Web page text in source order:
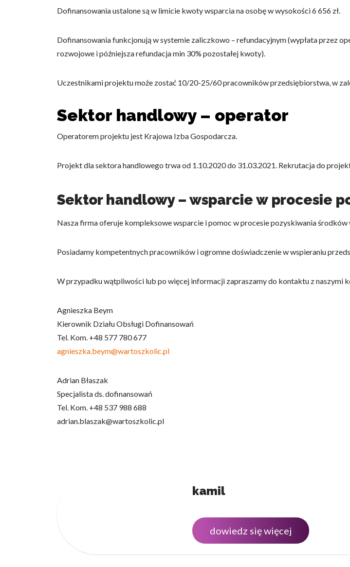
Dofinansowania ustalone są w limicie kwoty wsparcia na osobę w wysokości 6 656 zł.
Dofinansowania funkcjonują w systemie zaliczkowo – refundacyjnym (wypłata przez
rozwojowe i późniejsza refundacja min 30% pozostałej kwoty).
Uczestnikami projektu może zostać 10/20-25/60 pracowników przedsiębiorstwa, w
Sektor handlowy – operator
Operatorem projektu jest Krajowa Izba Gospodarcza.
Projekt dla sektora handlowego trwa od 1.10.2020 do 31.03.2021. Rekrutacja do
Sektor handlowy – wsparcie w procesie
Nasza firma oferuje kompleksowe wsparcie i pomoc w procesie pozyskiwania środków
Posiadamy kompetentnych pracowników i ogromne doświadczenie w wspieraniu
W przypadku wątpliwości lub po więcej informacji zapraszamy do kontaktu z naszymi
Agnieszka Beym
Kierownik Działu Obsługi Dofinansowań
Tel. Kom. +48 577 780 677
agnieszka.beym@wartoszkolic.pl
Adrian Błaszak
Specjalista ds. dofinansowań
Tel. Kom. +48 537 988 688
adrian.blaszak@wartoszkolic.pl
kamil
dowiedz się więcej